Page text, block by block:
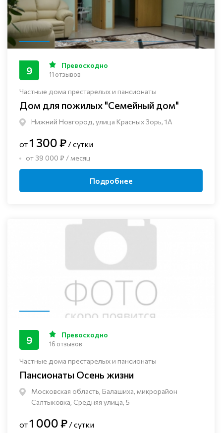
Частные дома престарелых и пансионаты
Дом для пожилых "Семейный дом"
Нижний Новгород, улица Красных Зорь, 1А
9 Превосходно
11 отзывов
от1 300 ₽ / сутки
от 39 000 ₽ / месяц
Подробнее
Частные дома престарелых и пансионаты
Пансионаты Осень жизни
Московская область, Балашиха, микрорайон
Салтыковка, Средняя улица, 5
9 Превосходно
16 отзывов
от1 000 ₽ / сутки